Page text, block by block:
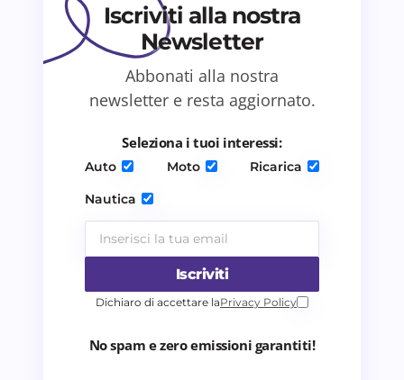
Salva il mio nome e email in questo browser
per il prossimo commento.
Invia commento
Iscriviti alla nostra
Newsletter
Abbonati alla nostra
newsletter e resta aggiornato.
Seleziona i tuoi interessi:
Auto Moto
Ricarica
Nautica
Iscriviti
Dichiaro di accettare laPrivacy Policy
No spam e zero emissioni garantiti!